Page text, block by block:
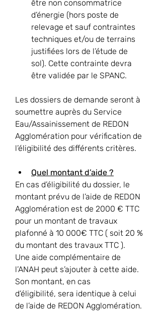
être non consommatrice
d’énergie (hors poste de
relevage et sauf contraintes
techniques et/ou de terrains
justifiées lors de l’étude de
sol). Cette contrainte devra
être validée par le SPANC.
Les dossiers de demande seront à
soumettre auprès du Service
Eau/Assainissement de REDON
Agglomération pour vérification de
l’éligibilité des différents critères.
Quel montant d’aide ?
En cas d’éligibilité du dossier, le
montant prévu de l’aide de REDON
Agglomération est de 2000 € TTC
pour un montant de travaux
plafonné à 10 000€ TTC ( soit 20 %
du montant des travaux TTC ).
Une aide complémentaire de
l’ANAH peut s’ajouter à cette aide.
Son montant, en cas
d’éligibilité, sera identique à celui
de l’aide de REDON Agglomération.